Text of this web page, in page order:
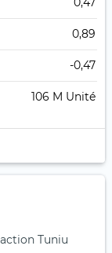
0,89
-0,47
106 M Unité
Tuniu